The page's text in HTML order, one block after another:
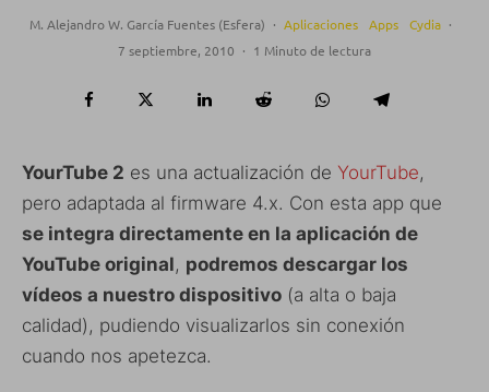
M. Alejandro W. García Fuentes (Esfera) · Aplicaciones Apps Cydia ·
7 septiembre, 2010 · 1 Minuto de lectura
YourTube 2 es una actualización de YourTube,
pero adaptada al firmware 4.x. Con esta app que
se integra directamente en la aplicación de
YouTube original, podremos descargar los
vídeos a nuestro dispositivo (a alta o baja
calidad), pudiendo visualizarlos sin conexión
cuando nos apetezca.